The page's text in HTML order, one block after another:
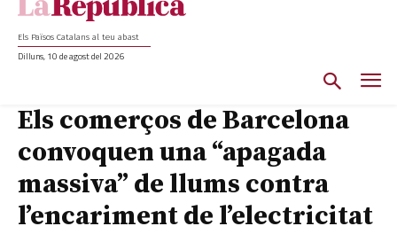
Els Països Catalans al teu abast
Dilluns, 10 de agost del 2026
Els comerços de Barcelona
convoquen una “apagada
massiva” de llums contra
l’encariment de l’electricitat